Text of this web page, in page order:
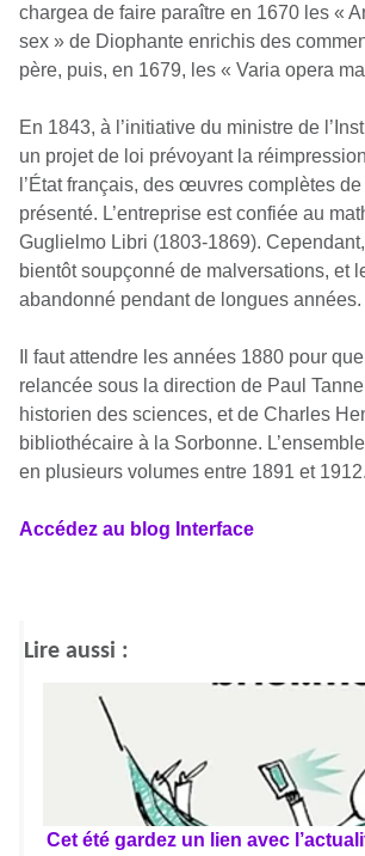
chargea de faire paraître en 1670 les «
sex » de Diophante enrichis des
père, puis, en 1679, les « Varia opera
En 1843, à l’initiative du ministre de
un projet de loi prévoyant la
l’État français, des œuvres complètes
présenté. L’entreprise est confiée au
Guglielmo Libri (1803-1869).
bientôt soupçonné de malversations, et
abandonné pendant de longues années.
Il faut attendre les années 1880 pour
relancée sous la direction de Paul
historien des sciences, et de Charles
bibliothécaire à la Sorbonne.
en plusieurs volumes entre 1891 et 1912.
Accédez au blog Interface
Lire aussi :
Cet été gardez un lien avec